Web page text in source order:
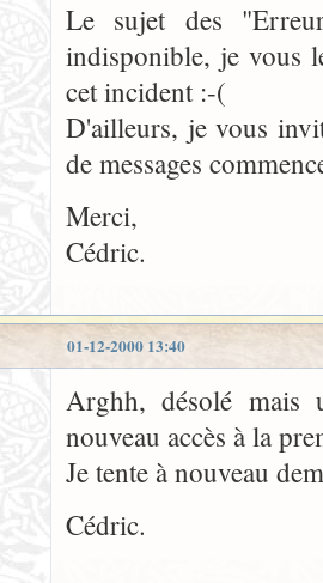
Le sujet des
indisponible, je vous
cet incident :-(
D'ailleurs, je vous
de messages
Merci,
Cédric.
01-12-2000 13:40
Arghh, désolé mais
nouveau accès à la
Je tente à nouveau
Cédric.